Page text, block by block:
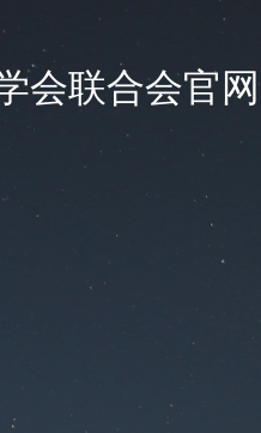
会联合会官网